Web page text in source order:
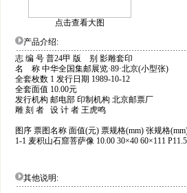
点击查看大图
产品介绍:
志 编 号 普24甲 版 别 影雕套印
名 称 中华全国集邮展览·89·北京(小型张)
全套枚数 1 发行日期 1989-10-12
全套面值 10.00元
发行机构 邮电部 印制机构 北京邮票厂
雕 刻 者 设 计 者 王虎鸣
图序 票图名称 面值(元) 票规格(mm) 张规格
1-1 麦积山石窟菩萨像 10.00 30×40 60×111
其他说明: